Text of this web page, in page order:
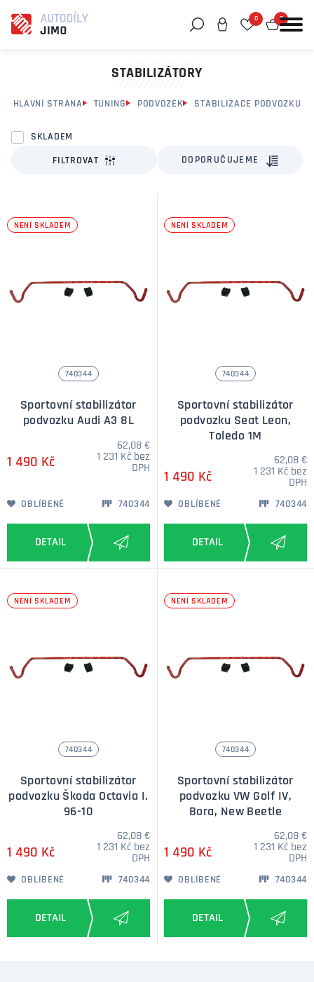
0 0
STABILIZÁTORY
HLAVNÍ STRANA TUNING PODVOZEK STABILIZACE PODVOZKU
SKLADEM
FILTROVAT DOPORUČUJEME
NENÍ SKLADEM
740344
Sportovní stabilizátor
podvozku Audi A3 8L
1 490 Kč
62,08 €
1 231 Kč bez
DPH
OBLÍBENÉ 740344
NENÍ SKLADEM
740344
Sportovní stabilizátor
podvozku Seat Leon,
Toledo 1M
1 490 Kč
62,08 €
1 231 Kč bez
DPH
OBLÍBENÉ 740344
NENÍ SKLADEM
740344
Sportovní stabilizátor
podvozku Škoda Octavia I.
96-10
1 490 Kč
62,08 €
1 231 Kč bez
DPH
OBLÍBENÉ 740344
NENÍ SKLADEM
740344
Sportovní stabilizátor
podvozku VW Golf IV,
Bora, New Beetle
1 490 Kč
62,08 €
1 231 Kč bez
DPH
OBLÍBENÉ 740344
Můžeme vám pomoci něco najít?